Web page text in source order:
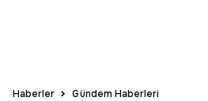
Haberler Gündem Haberleri